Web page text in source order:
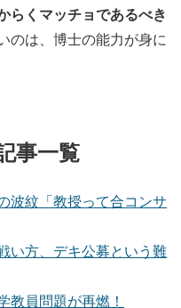
らくマッチョであるべき
のは、博士の能力が身に
事一覧
波紋「教授って合コンサ
い方、デキ公募という難
教員問題が再燃！